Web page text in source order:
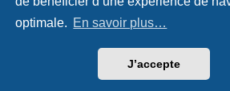
optimale. En savoir plus…
J’accepte
CONDITIONS
POLITIQUE DE VIE
Héritage & Succession